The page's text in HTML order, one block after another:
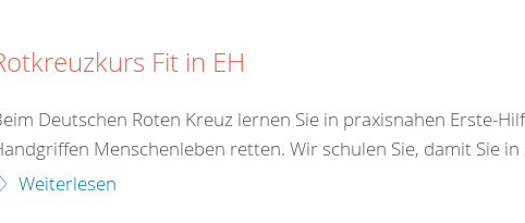
Fit in EH
Deutschen Roten Kreuz lernen Sie in praxisnahen Erste-
Menschenleben retten. Wir schulen Sie, damit Sie
Weiterlesen